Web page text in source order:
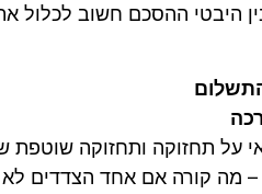
היבטי ההסכם חשוב לכלול
על תחזוקה ותחזוקה שוטפת
– מה קורה אם אחד הצדדים לא